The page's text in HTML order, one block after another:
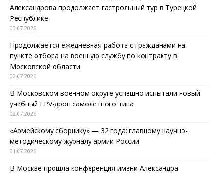
Александрова продолжает гастрольный тур в Турецкой
Республике
03.07.2026
Продолжается ежедневная работа с гражданами на
пункте отбора на военную службу по контракту в
Московской области
02.07.2026
В Московском военном округе успешно испытали новый
учебный FPV-дрон самолетного типа
02.07.2026
«Армейскому сборнику» — 32 года: главному научно-
методическому журналу армии России
01.07.2026
В Москве прошла конференция имени Александра